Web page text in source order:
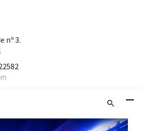
nº 3.
Inteligentes